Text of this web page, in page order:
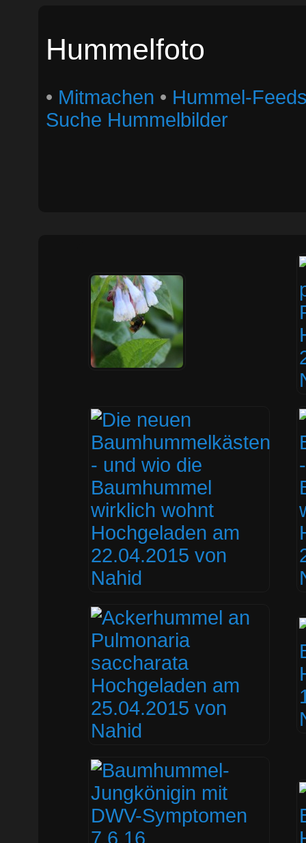
Hummelfoto
• Mitmachen • Hummel-
Suche Hummelbilder